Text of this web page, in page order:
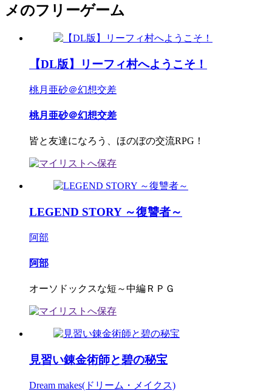
メのフリーゲーム
【DL版】リーフィ村へようこそ！
桃月亜砂＠幻想交差
桃月亜砂＠幻想交差
皆と友達になろう、ほのぼの交流RPG！
LEGEND STORY ～復讐者～
阿部
阿部
オーソドックスな短～中編ＲＰＧ
見習い錬金術師と碧の秘宝
Dream makes(ドリーム・メイクス)